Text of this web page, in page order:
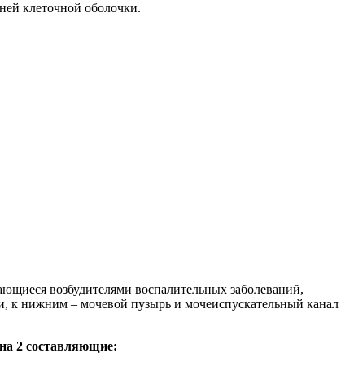
клеточной оболочки.
возбудителями воспалительных заболеваний,
нижним – мочевой пузырь и мочеиспускательный канал
2 составляющие: